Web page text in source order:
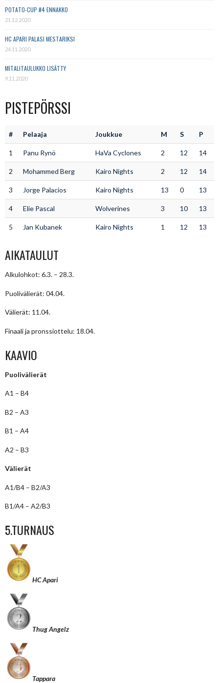
POTATO-CUP #4 ENNAKKO
21.12.2020
HC APARI PALASI MESTARIKSI
24.11.2020
MITALITAULUKKO LISÄTTY
9.11.2020
PISTEPÖRSSI
# Pelaaja Joukkue M S P
1 Panu Rynö HaVa Cyclones 2 12 14
2 Mohammed Berg Kairo Nights 2 12 14
3 Jorge Palacios Kairo Nights 13 0 13
4 Elie Pascal Wolverines 3 10 13
5 Jan Kubanek Kairo Nights 1 12 13
AIKATAULUT
Alkulohkot: 6.3. – 28.3.
Puolivälierät: 04.04.
Välierät: 11.04.
Finaali ja pronssiottelu: 18.04.
KAAVIO
Puolivälierät
A1 – B4
B2 – A3
B1 – A4
A2 – B3
Välierät
A1/B4 – B2/A3
B1/A4 – A2/B3
5.TURNAUS
HC Apari
Thug Angelz
Tappara